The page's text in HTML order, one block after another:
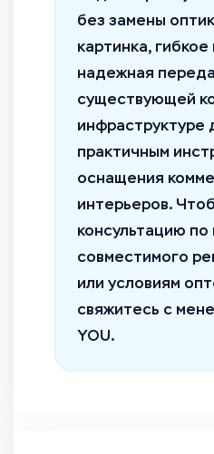
без замены
картинка,
надежная
существующей
инфраструктуре
практичным
оснащения
интерьеров.
консультацию
совместимого
или условиям
свяжитесь с
YOU.